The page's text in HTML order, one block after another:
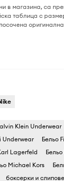
в магазина, са
таблица с
Klein Underwear
Underwear
Бельо
Lagerfeld
Michael Kors
боксерки и